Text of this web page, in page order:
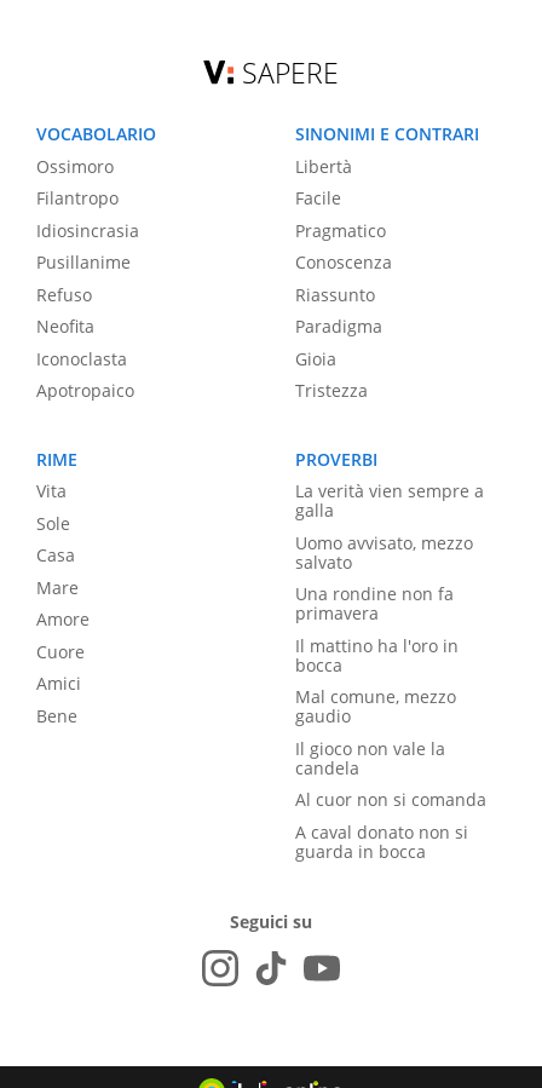
SAPERE
VOCABOLARIO
Ossimoro
Filantropo
Idiosincrasia
Pusillanime
Refuso
Neofita
Iconoclasta
Apotropaico
SINONIMI E CONTRARI
Libertà
Facile
Pragmatico
Conoscenza
Riassunto
Paradigma
Gioia
Tristezza
RIME
Vita
Sole
Casa
Mare
Amore
Cuore
Amici
Bene
PROVERBI
La verità vien sempre a
galla
Uomo avvisato, mezzo
salvato
Una rondine non fa
primavera
Il mattino ha l'oro in
bocca
Mal comune, mezzo
gaudio
Il gioco non vale la
candela
Al cuor non si comanda
A caval donato non si
guarda in bocca
Seguici su